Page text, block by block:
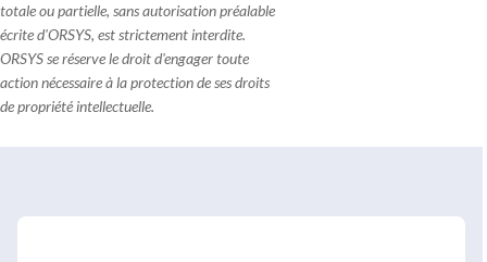
totale ou partielle, sans autorisation préalable
écrite d'ORSYS, est strictement interdite.
ORSYS se réserve le droit d'engager toute
action nécessaire à la protection de ses droits
de propriété intellectuelle.